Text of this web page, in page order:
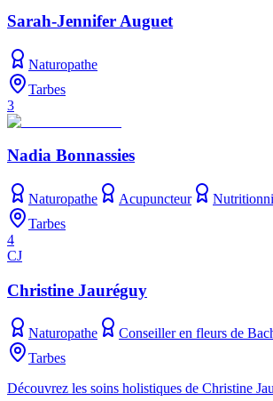
Sarah-Jennifer Auguet
Naturopathe
Tarbes
3
Nadia Bonnassies
Naturopathe Acupuncteur
Tarbes
4
CJ
Christine Jauréguy
Naturopathe Conseiller en fleurs de
Tarbes
Découvrez les soins holistiques de Christine